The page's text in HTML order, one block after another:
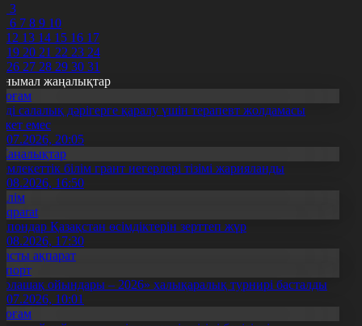
3
6 7 8 9 10
12 13 14 15 16 17
19 20 21 22 23 24
26 27 28 29 30 31
жаңалықтар
салалық дәрігерге қаралу үшін терапевт жолдамасы
емес
20:05
білім грант иегерлері тізімі жарияланды
16:50
Қазақстан өсімдіктерін зерттеп жүр
17:30
ақпарат
ойындары – 2026» халықаралық турнирі басталды
10:01